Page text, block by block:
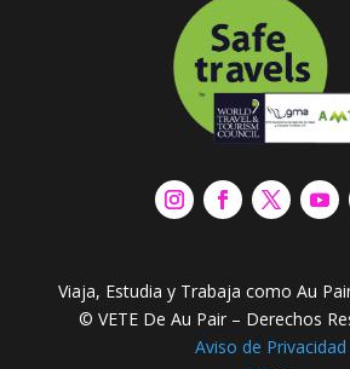
Viaja, Estudia y Trabaja como Au
© VETE De Au Pair – Derechos
Aviso de Privacidad